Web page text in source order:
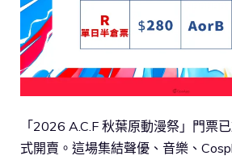
「2026 A.C.F 秋葉原動漫祭」門票
式開賣。這場集結聲優、音樂、